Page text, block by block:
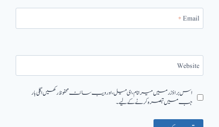
Email
*
Website
اس براؤزر میں میرا نام، ای میل، اور ویب سائٹ محفوظ رکھیں اگلی بار
جب میں تبصرہ کرنے کےلیے۔